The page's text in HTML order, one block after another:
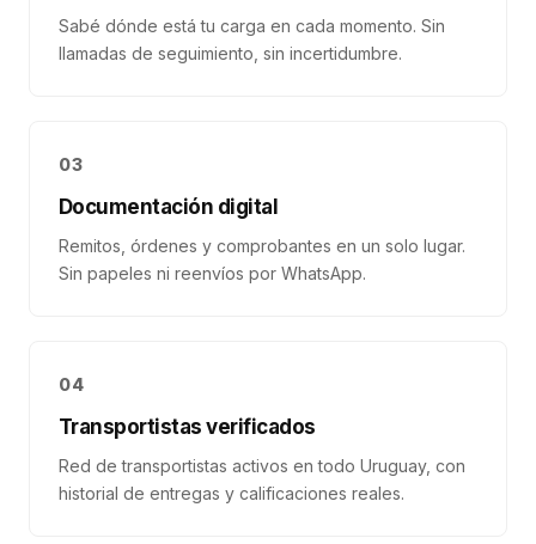
Sabé dónde está tu carga en cada momento. Sin
llamadas de seguimiento, sin incertidumbre.
03
Documentación digital
Remitos, órdenes y comprobantes en un solo lugar.
Sin papeles ni reenvíos por WhatsApp.
04
Transportistas verificados
Red de transportistas activos en todo Uruguay, con
historial de entregas y calificaciones reales.